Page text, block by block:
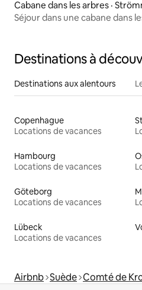
Cabane dans les arbres ·
Séjour dans une cabane dans
Destinations à
Destinations aux alentours
Copenhague
Locations de vacances
Hambourg
Locations de vacances
Göteborg
Locations de vacances
Lübeck
Locations de vacances
Airbnb Suède Comté de